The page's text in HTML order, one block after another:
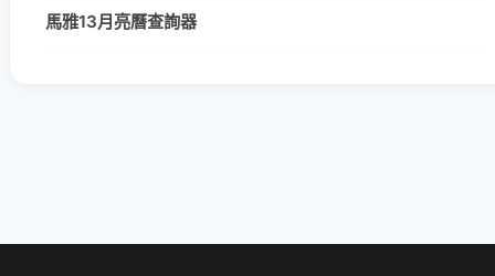
馬雅13月亮曆查詢器